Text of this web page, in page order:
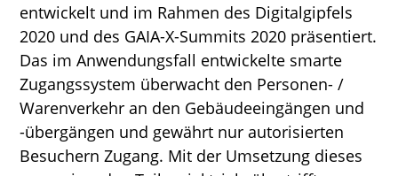
entwickelt und im Rahmen des Digitalgipfels
2020 und des GAIA-X-Summits 2020 präsentiert.
Das im Anwendungsfall entwickelte smarte
Zugangssystem überwacht den Personen- /
Warenverkehr an den Gebäudeeingängen und
-übergängen und gewährt nur autorisierten
Besuchern Zugang. Mit der Umsetzung dieses